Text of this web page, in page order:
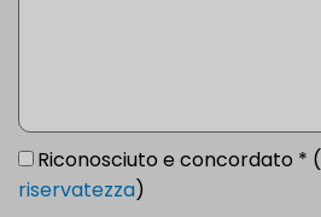
Riconosciuto e concordato * (
riservatezza)